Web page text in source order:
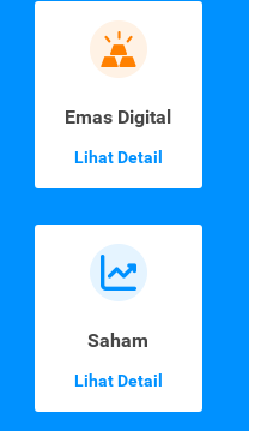
Emas Digital
Lihat Detail
Saham
Lihat Detail